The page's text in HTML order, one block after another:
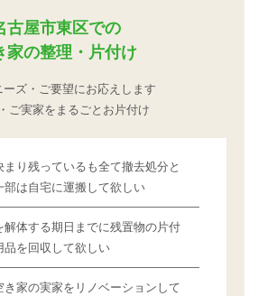
古屋市東区での
家の整理・片付け
ーズ・ご要望にお応えします
ご実家をまるごとお片付け
まり残っているも全て撤去処分と
部は自宅に運搬して欲しい
解体する期日までに残置物の片付
品を回収して欲しい
き家の実家をリノベーションして